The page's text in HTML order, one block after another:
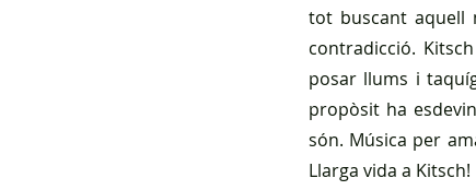
tot buscant aquell
contradicció.
posar llums i
propòsit ha
són. Música per
Llarga vida a Kitsch!